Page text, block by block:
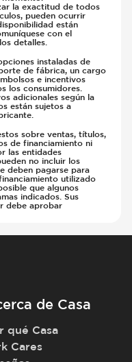
la exactitud de todos
pueden ocurrir
están
con el
detalles.
instaladas de
de fábrica, un cargo
e incentivos
los consumidores.
adicionales según la
están sujetos a
sobre ventas, títulos,
de financiamiento ni
las entidades
no incluir los
deben pagarse para
utilizado
que algunos
indicados. Sus
debe aprobar
de Casa
qué Casa
Cares